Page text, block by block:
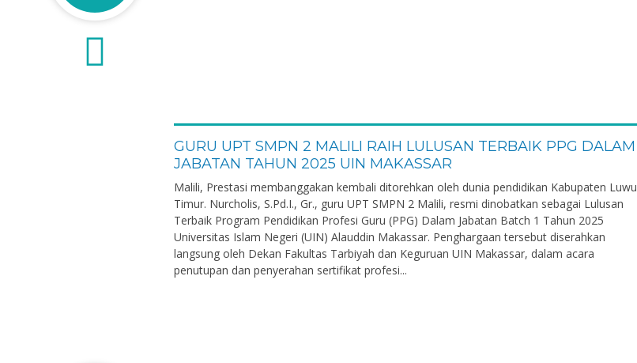
GURU UPT SMPN 2 MALILI RAIH LULUSAN TERBAIK PPG DALAM
JABATAN TAHUN 2025 UIN MAKASSAR
Malili, Prestasi membanggakan kembali ditorehkan oleh dunia pendidikan Kabupaten Luwu
Timur. Nurcholis, S.Pd.I., Gr., guru UPT SMPN 2 Malili, resmi dinobatkan sebagai Lulusan
Terbaik Program Pendidikan Profesi Guru (PPG) Dalam Jabatan Batch 1 Tahun 2025
Universitas Islam Negeri (UIN) Alauddin Makassar. Penghargaan tersebut diserahkan
langsung oleh Dekan Fakultas Tarbiyah dan Keguruan UIN Makassar, dalam acara
penutupan dan penyerahan sertifikat profesi...